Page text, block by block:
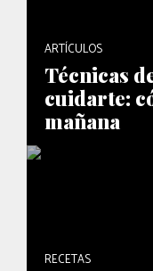
ARTÍCULOS
Técnicas
cuidarte:
mañana
RECETAS